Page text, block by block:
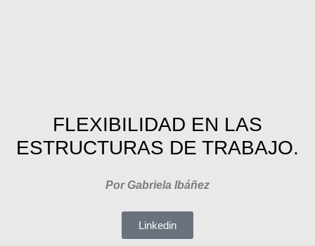
FLEXIBILIDAD EN LAS
ESTRUCTURAS DE TRABAJO.
Por Gabriela Ibáñez
Linkedin